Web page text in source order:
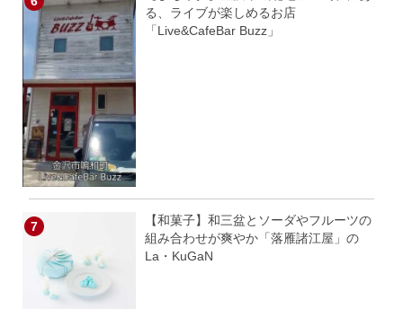
る、ライブが楽しめるお店
「Live&CafeBar Buzz」
【和菓子】和三盆とソーダやフルーツの
組み合わせが爽やか「落雁諸江屋」の
La・KuGaN